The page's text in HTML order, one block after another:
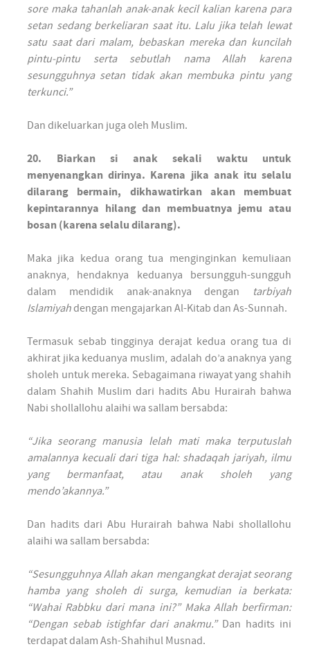
sore maka tahanlah anak-anak kecil kalian karena para
setan sedang berkeliaran saat itu. Lalu jika telah lewat
satu saat dari malam, bebaskan mereka dan kuncilah
pintu-pintu serta sebutlah nama Allah karena
sesungguhnya setan tidak akan membuka pintu yang
terkunci.”
Dan dikeluarkan juga oleh Muslim.
20. Biarkan si anak sekali waktu untuk
menyenangkan dirinya. Karena jika anak itu selalu
dilarang bermain, dikhawatirkan akan membuat
kepintarannya hilang dan membuatnya jemu atau
bosan (karena selalu dilarang).
Maka jika kedua orang tua menginginkan kemuliaan
anaknya, hendaknya keduanya bersungguh-sungguh
dalam mendidik anak-anaknya dengan
tarbiyah
Islamiyahdengan mengajarkan Al-Kitab dan As-Sunnah.
Termasuk sebab tingginya derajat kedua orang tua di
akhirat jika keduanya muslim, adalah do’a anaknya yang
sholeh untuk mereka. Sebagaimana riwayat yang shahih
dalam Shahih Muslim dari hadits Abu Hurairah bahwa
Nabi shollallohu alaihi wa sallam bersabda:
“Jika seorang manusia lelah mati maka terputuslah
amalannya kecuali dari tiga hal: shadaqah jariyah, ilmu
yang bermanfaat, atau anak sholeh yang
mendo’akannya.”
Dan hadits dari Abu Hurairah bahwa Nabi shollallohu
alaihi wa sallam bersabda:
“Sesungguhnya Allah akan mengangkat derajat seorang
hamba yang sholeh di surga, kemudian ia berkata:
“Wahai Rabbku dari mana ini?” Maka Allah berfirman:
“Dengan sebab istighfar dari anakmu.”Dan hadits ini
terdapat dalam Ash-Shahihul Musnad.